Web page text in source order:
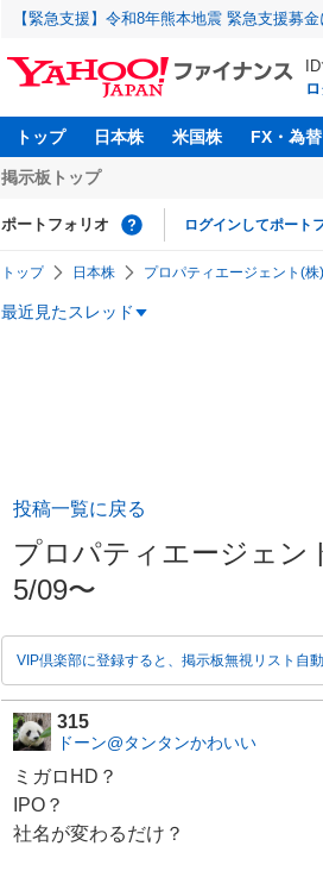
【緊急支援】令和8年熊本地震 緊急支援募
トップ 日本株 米国株 FX・為替
掲示板トップ
ポートフォリオ ログインしてポート
トップ 日本株 プロパティエージェント(
最近見たスレッド
投稿一覧に戻る
プロパティエージェン
5/09〜
VIP倶楽部に登録すると、掲示板無視リスト自
315
ドーン@タンタンかわいい
ミガロHD？
IPO？
社名が変わるだけ？